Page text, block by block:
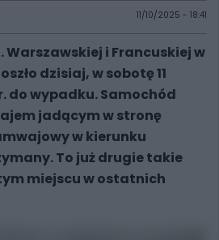
11/10/2025 - 18:41
Warszawskiej i Francuskiej w
dzisiaj, w sobotę 11
do wypadku. Samochód
jadącym w stronę
w kierunku
To już drugie takie
miejscu w ostatnich